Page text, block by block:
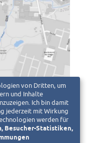
von Dritten, um
und Inhalte
Ich bin damit
jederzeit mit Wirkung
werden für
Besucher-Statistiken,